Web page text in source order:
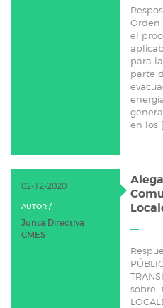
Orden
el
para
parte
en los
02-12-2020
AUTOR /
Junta Directiva
CMES
sobre